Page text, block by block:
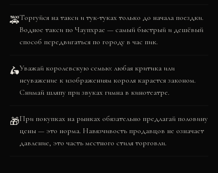
🚕Торгуйся на такси и тук-туках только до начала поездки.
Водное такси по Чаупхрае — самый быстрый и дешёвый
способ передвигаться по городу в час пик.
🛵Уважай королевскую семью: любая критика или
неуважение к изображениям короля карается законом.
Снимай шляпу при звуках гимна в кинотеатре.
🎁При покупках на рынках обязательно предлагай половину
цены — это норма. Навязчивость продавцов не означает
давление, это часть местного стиля торговли.